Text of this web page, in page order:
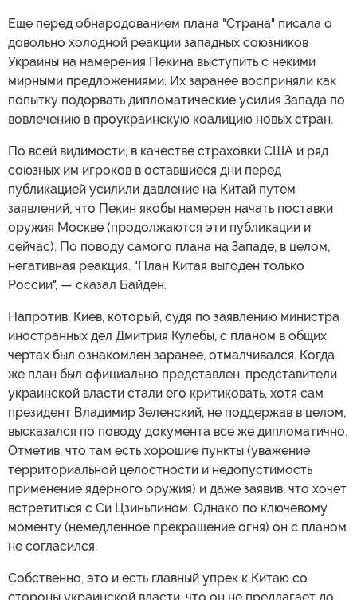
Еще перед обнародованием плана "Страна" писала о
довольно холодной реакции западных союзников
Украины на намерения Пекина выступить с некими
мирными предложениями. Их заранее восприняли как
попытку подорвать дипломатические усилия Запада по
вовлечению в проукраинскую коалицию новых стран.
По всей видимости, в качестве страховки США и ряд
союзных им игроков в оставшиеся дни перед
публикацией усилили давление на Китай путем
заявлений, что Пекин якобы намерен начать поставки
оружия Москве (продолжаются эти публикации и
сейчас). По поводу самого плана на Западе, в целом,
негативная реакция. "План Китая выгоден только
России", — сказал Байден.
Напротив, Киев, который, судя по заявлению министра
иностранных дел Дмитрия Кулебы, с планом в общих
чертах был ознакомлен заранее, отмалчивался. Когда
же план был официально представлен, представители
украинской власти стали его критиковать, хотя сам
президент Владимир Зеленский, не поддержав в целом,
высказался по поводу документа все же дипломатично.
Отметив, что там есть хорошие пункты (уважение
территориальной целостности и недопустимость
применение ядерного оружия) и даже заявив, что хочет
встретиться с Си Цзиньпином. Однако по ключевому
моменту (немедленное прекращение огня) он с планом
не согласился.
Собственно, это и есть главный упрек к Китаю со